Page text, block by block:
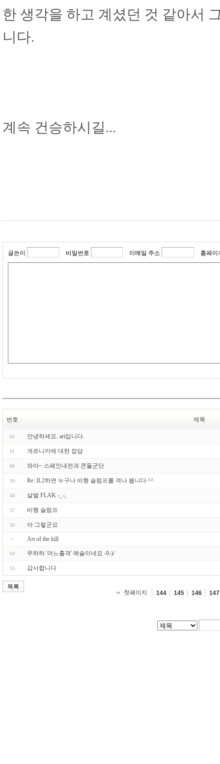
한 생각을 하고 계셨던 것 같아서
니다.
계속 건승하시길...
글쓴이 비밀번호 이메일 주소 홈페이
번호 제목
62 안녕하세요. ari입니다.
61 게르니카에 대한 잡담
60 와아~ 스페인내전과 콘돌군단
59 Re: IL2하면 누구나 비행 슬럼프를 격나 봅니다 ^^
58 살벌 FLAK -_-;
57 비행 슬럼프
56 아 그렇군요
Art of the kill
54 무하하 '어느출격' 예술이네요 -0-)/
53 감사합니다
목록
첫페이지
144 145 146 147